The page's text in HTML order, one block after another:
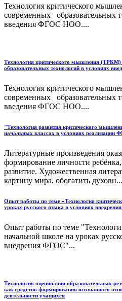
Технология критического
современных образовательных
введения ФГОС НОО....
Технология критического мышления (ТРКМ)
образовательных технологий в условиях
Технология критического
современных образовательных
введения ФГОС НОО....
"Технология развития критического
начальных классах в условиях реализации
Литературные произведения
формирование личности
развитие. Художественная
картину мира, обогатить духовн...
Опыт работы по теме «Технология
уроках русского языка в условиях
Опыт работы по теме
начальной школе на уроках
внедрения ФГОС"...
Технология оценивания образовательных
как средство формирования осознанного
деятельности учащихся